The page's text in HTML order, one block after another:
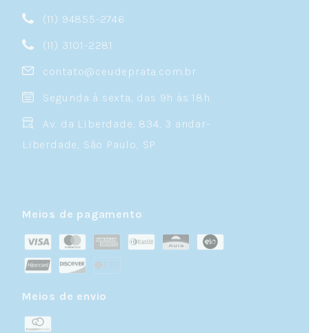
(11) 94855-2746
(11) 3101-2281
contato@ceudeprata.com.br
Segunda à sexta, das 9h às 18h
Av. da Liberdade, 834, 3 andar-
Liberdade, São Paulo, SP
Meios de pagamento
Meios de envio